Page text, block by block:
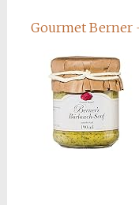
Gourmet Berner